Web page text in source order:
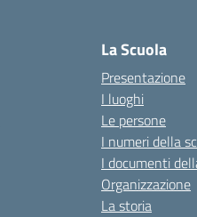
La Scuola
Presentazione
I luoghi
Le persone
I numeri della
I documenti
Organizzazione
La storia